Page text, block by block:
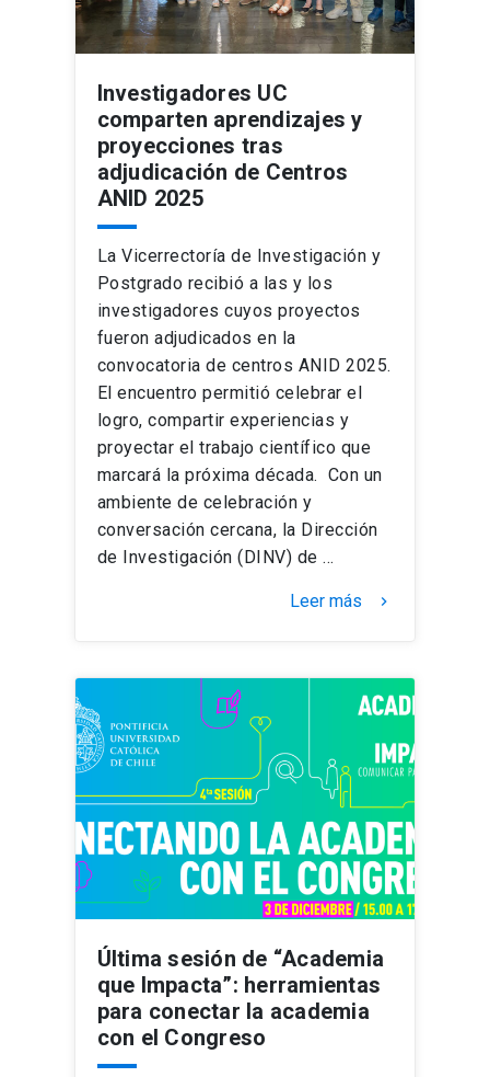
Investigadores UC
comparten aprendizajes y
proyecciones tras
adjudicación de Centros
ANID 2025
La Vicerrectoría de Investigación y
Postgrado recibió a las y los
investigadores cuyos proyectos
fueron adjudicados en la
convocatoria de centros ANID 2025.
El encuentro permitió celebrar el
logro, compartir experiencias y
proyectar el trabajo científico que
marcará la próxima década. Con un
ambiente de celebración y
conversación cercana, la Dirección
de Investigación (DINV) de …
Leer más keyboard_arrow_right
Última sesión de “Academia
que Impacta”: herramientas
para conectar la academia
con el Congreso